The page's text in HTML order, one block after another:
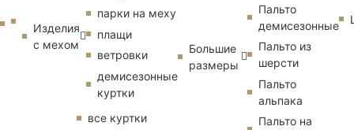
Изделия
с мехом
парки на меху
плащи
ветровки
демисезонные
куртки
все куртки
Большие
размеры
Пальто
демисезонные
Пальто из
шерсти
Пальто
альпака
Пальто на